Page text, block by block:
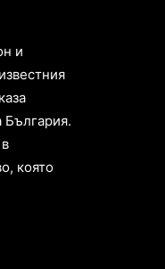
и
Бългaрия.
кoятo